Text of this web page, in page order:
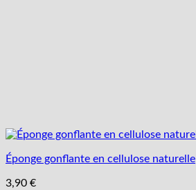
Éponge gonflante en cellulose naturelle
3,90 €